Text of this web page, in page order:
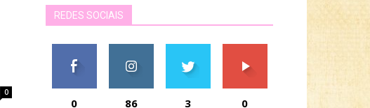
0
REDES SOCIAIS
0 86 3 0